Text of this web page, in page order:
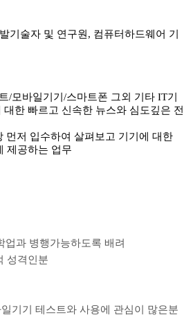
기술자 및 연구원, 컴퓨터하드웨어 기
/모바일기기/스마트폰 그외 기타 IT기
한 빠르고 신속한 뉴스와 심도깊은 전
먼저 입수하여 살펴보고 기기에 대한
제공하는 업무
업과 병행가능하도록 배려
성격인분
기기 테스트와 사용에 관심이 많은분